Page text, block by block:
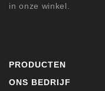
in onze winkel.
PRODUCTEN
ONS BEDRIJF